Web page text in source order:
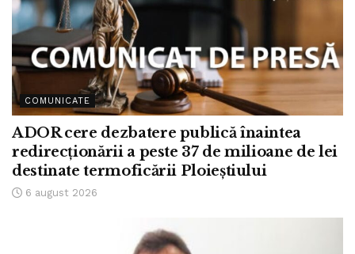
COMUNICATE
ADOR cere dezbatere publică înaintea
redirecționării a peste 37 de milioane de lei
destinate termoficării Ploieștiului
6 august 2026